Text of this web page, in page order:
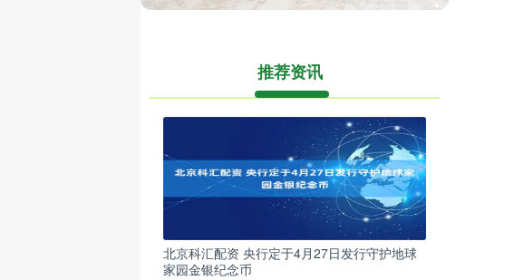
推荐资讯
北京科汇配资 央行定于4月27日发行守护地球
家园金银纪念币